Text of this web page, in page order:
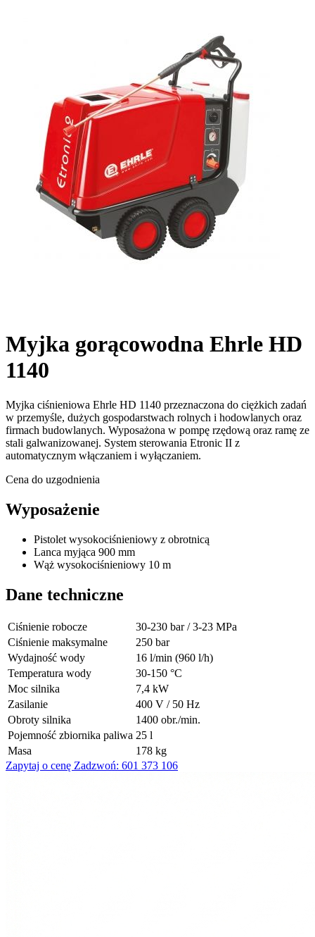
Myjka gorącowodna Ehrle HD
1140
Myjka ciśnieniowa Ehrle HD 1140 przeznaczona do ciężkich zadań
w przemyśle, dużych gospodarstwach rolnych i hodowlanych oraz
firmach budowlanych. Wyposażona w pompę rzędową oraz ramę ze
stali galwanizowanej. System sterowania Etronic II z
automatycznym włączaniem i wyłączaniem.
Cena do uzgodnienia
Wyposażenie
Pistolet wysokociśnieniowy z obrotnicą
Lanca myjąca 900 mm
Wąż wysokociśnieniowy 10 m
Dane techniczne
Ciśnienie robocze
30-230 bar / 3-23 MPa
Ciśnienie maksymalne
250 bar
Wydajność wody
16 l/min (960 l/h)
Temperatura wody
30-150 °C
Moc silnika
7,4 kW
Zasilanie
400 V / 50 Hz
Obroty silnika
1400 obr./min.
Pojemność zbiornika paliwa 25 l
Masa
178 kg
Zapytaj o cenę Zadzwoń: 601 373 106